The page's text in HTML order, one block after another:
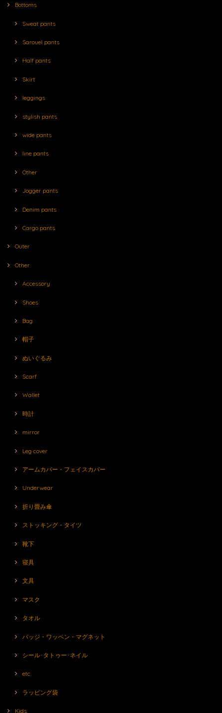
Bottoms
Sweat pants
Sarouel pants
Half pants
Skirt
leggings
stylish pants
wide pants
line pants
Other
Jogger pants
Denim pants
Cargo pants
Outer
Other
Accessory
Shoes
Bag
帽子
ぬいぐるみ
Scarf
Wallet
時計
mirror
Leg cover
アームカバー・フェイスカバー
Underwear
折り畳み傘
ストッキング・タイツ
靴下
寝具
文具
マスク
タオル
バッジ・ワッペン・マグネット
シール･タトゥー･ネイル
etc.
ラッピング袋
Kids